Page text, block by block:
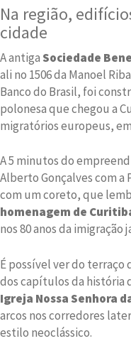
Na região,
cidade
A antiga Sociedade
ali no 1506 da Manoel
Banco do Brasil, foi
polonesa que chegou a
migratórios europeus, em
A 5 minutos do
Alberto Gonçalves com a
com um coreto, que
homenagem de
nos 80 anos da imigração
É possível ver do terraço
dos capítulos da história
Igreja Nossa Senhora
arcos nos corredores
estilo neoclássico.